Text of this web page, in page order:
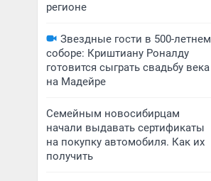
регионе
Звездные гости в 500-летнем
соборе: Криштиану Роналду
готовится сыграть свадьбу века
на Мадейре
Семейным новосибирцам
начали выдавать сертификаты
на покупку автомобиля. Как их
получить